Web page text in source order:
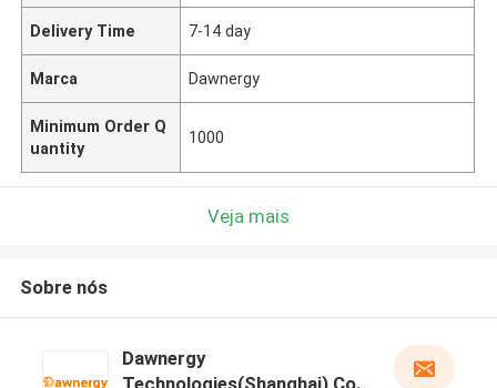
Delivery Time 7-14 day
Marca Dawnergy
Minimum Order Q
uantity
1000
Veja mais
Sobre nós
Dawnergy